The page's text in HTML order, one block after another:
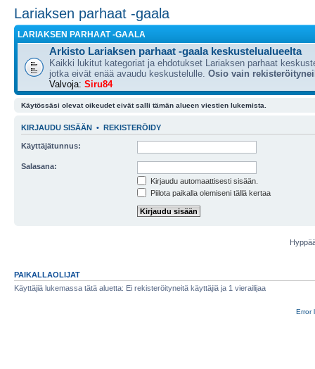
Lariaksen parhaat -gaala
LARIAKSEN PARHAAT -GAALA
Arkisto Lariaksen parhaat -gaala keskustelualueelta
Kaikki lukitut kategoriat ja ehdotukset Lariaksen parhaat
jotka eivät enää avaudu keskustelulle. Osio vain
Valvoja: Siru84
Käytössäsi olevat oikeudet eivät salli tämän alueen viestien lukemista.
KIRJAUDU SISÄÄN • REKISTERÖIDY
Käyttäjätunnus:
Salasana:
Kirjaudu automaattisesti sisään.
Piilota paikalla olemiseni tällä kertaa
PAIKALLAOLIJAT
Käyttäjiä lukemassa tätä aluetta: Ei rekisteröityneitä käyttäjiä ja 1 vierailijaa
Error